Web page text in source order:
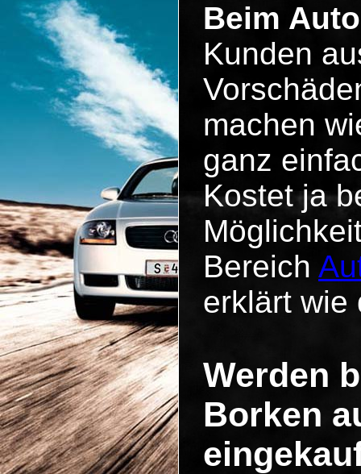
Beim
Kunden
machen
ganz
Kostet ja
Bereich
erklärt wie
Werden
Borken